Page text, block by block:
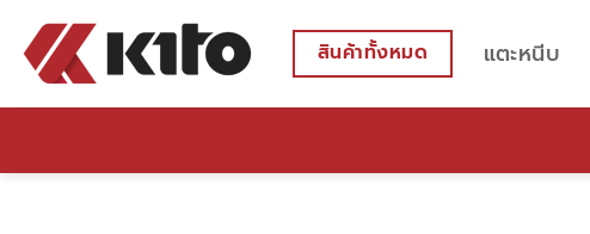
เนื้อหา
สินค้าทั้งหมด แตะหนีบ